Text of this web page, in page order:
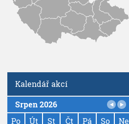
Kalendář akcí
P
Srpen 2026
Po
Út St Čt Pá So
Ne